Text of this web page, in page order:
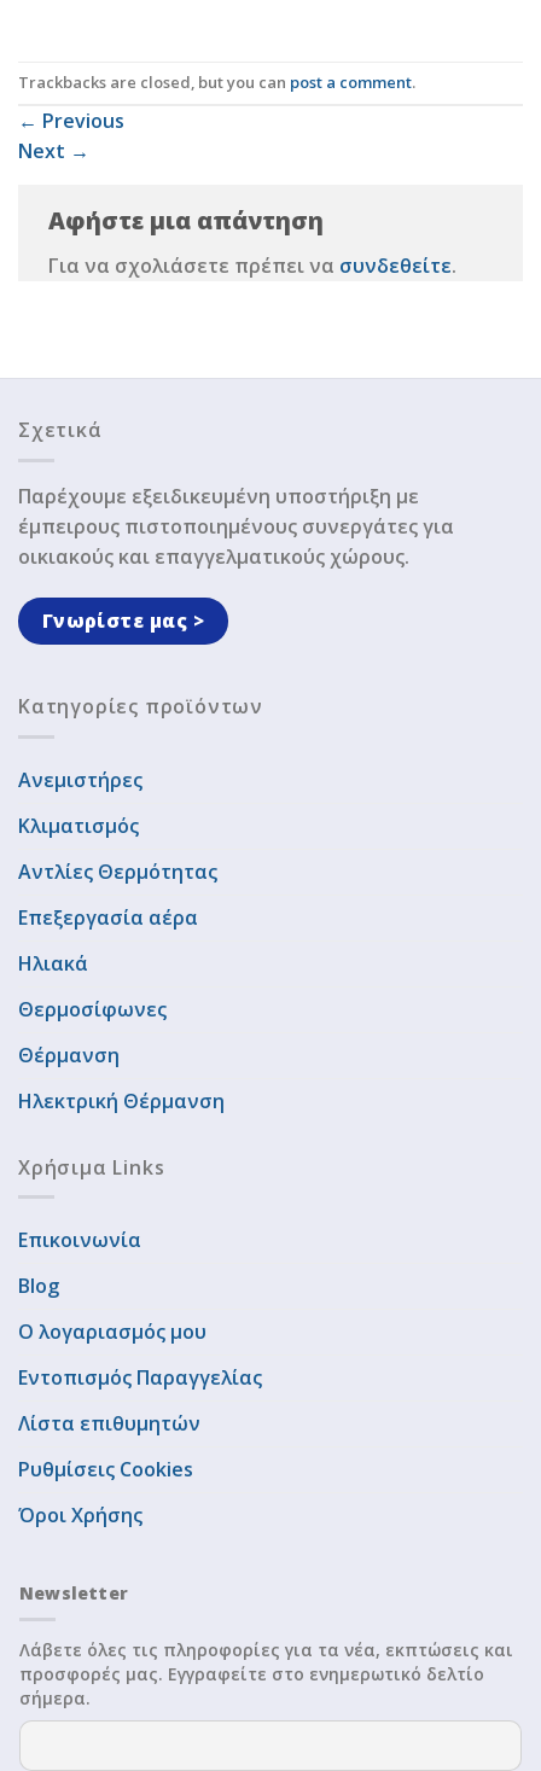
Trackbacks are closed, but you can post a comment.
← Previous
Next →
Αφήστε μια απάντηση
Για να σχολιάσετε πρέπει να συνδεθείτε.
Σχετικά
Παρέχουμε εξειδικευμένη υποστήριξη με
έμπειρους πιστοποιημένους συνεργάτες για
οικιακούς και επαγγελματικούς χώρους.
Γνωρίστε μας >
Κατηγορίες προϊόντων
Ανεμιστήρες
Κλιματισμός
Αντλίες Θερμότητας
Επεξεργασία αέρα
Ηλιακά
Θερμοσίφωνες
Θέρμανση
Ηλεκτρική Θέρμανση
Χρήσιμα Links
Επικοινωνία
Blog
Ο λογαριασμός μου
Εντοπισμός Παραγγελίας
Λίστα επιθυμητών
Ρυθμίσεις Cookies
Όροι Χρήσης
Newsletter
Λάβετε όλες τις πληροφορίες για τα νέα, εκπτώσεις και
προσφορές μας. Εγγραφείτε στο ενημερωτικό δελτίο
σήμερα.